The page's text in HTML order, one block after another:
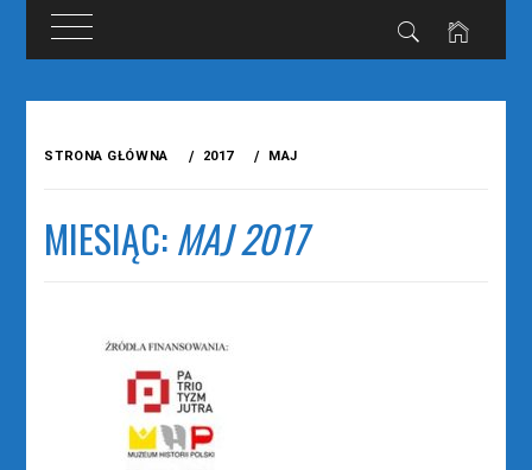
STRONA GŁÓWNA 2017 MAJ
MIESIĄC:MAJ 2017